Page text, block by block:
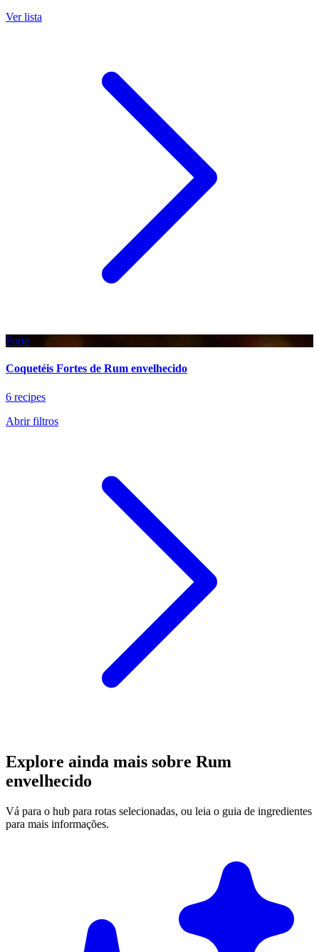
Ver lista
Forte
Coquetéis Fortes de Rum envelhecido
6 recipes
Abrir filtros
Explore ainda mais sobre Rum
envelhecido
Vá para o hub para rotas selecionadas, ou leia o guia de ingredientes
para mais informações.